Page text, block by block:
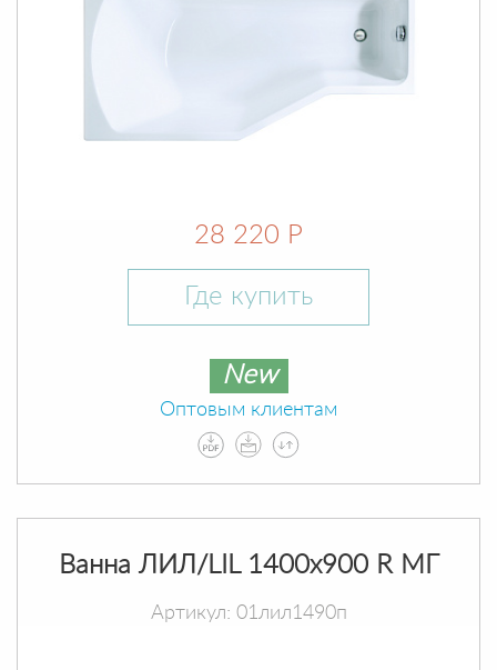
28 220 Р
Где купить
New
Оптовым клиентам
Ванна ЛИЛ/LIL 1400х900 R МГ
Артикул: 01лил1490п